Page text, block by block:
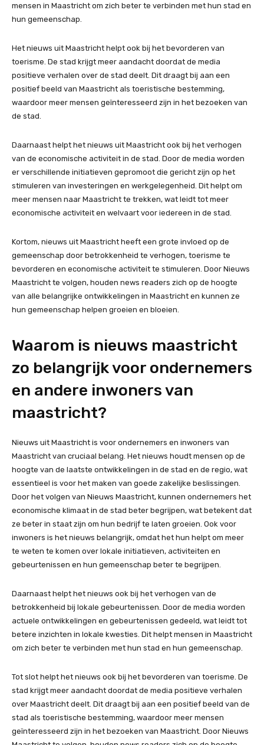
mensen in Maastricht om zich beter te verbinden met hun stad en
hun gemeenschap.
Het nieuws uit Maastricht helpt ook bij het bevorderen van
toerisme. De stad krijgt meer aandacht doordat de media
positieve verhalen over de stad deelt. Dit draagt bij aan een
positief beeld van Maastricht als toeristische bestemming,
waardoor meer mensen geïnteresseerd zijn in het bezoeken van
de stad.
Daarnaast helpt het nieuws uit Maastricht ook bij het verhogen
van de economische activiteit in de stad. Door de media worden
er verschillende initiatieven gepromoot die gericht zijn op het
stimuleren van investeringen en werkgelegenheid. Dit helpt om
meer mensen naar Maastricht te trekken, wat leidt tot meer
economische activiteit en welvaart voor iedereen in de stad.
Kortom, nieuws uit Maastricht heeft een grote invloed op de
gemeenschap door betrokkenheid te verhogen, toerisme te
bevorderen en economische activiteit te stimuleren. Door Nieuws
Maastricht te volgen, houden news readers zich op de hoogte
van alle belangrijke ontwikkelingen in Maastricht en kunnen ze
hun gemeenschap helpen groeien en bloeien.
Waarom is nieuws maastricht
zo belangrijk voor ondernemers
en andere inwoners van
maastricht?
Nieuws uit Maastricht is voor ondernemers en inwoners van
Maastricht van cruciaal belang. Het nieuws houdt mensen op de
hoogte van de laatste ontwikkelingen in de stad en de regio, wat
essentieel is voor het maken van goede zakelijke beslissingen.
Door het volgen van Nieuws Maastricht, kunnen ondernemers het
economische klimaat in de stad beter begrijpen, wat betekent dat
ze beter in staat zijn om hun bedrijf te laten groeien. Ook voor
inwoners is het nieuws belangrijk, omdat het hun helpt om meer
te weten te komen over lokale initiatieven, activiteiten en
gebeurtenissen en hun gemeenschap beter te begrijpen.
Daarnaast helpt het nieuws ook bij het verhogen van de
betrokkenheid bij lokale gebeurtenissen. Door de media worden
actuele ontwikkelingen en gebeurtenissen gedeeld, wat leidt tot
betere inzichten in lokale kwesties. Dit helpt mensen in Maastricht
om zich beter te verbinden met hun stad en hun gemeenschap.
Tot slot helpt het nieuws ook bij het bevorderen van toerisme. De
stad krijgt meer aandacht doordat de media positieve verhalen
over Maastricht deelt. Dit draagt bij aan een positief beeld van de
stad als toeristische bestemming, waardoor meer mensen
geïnteresseerd zijn in het bezoeken van Maastricht. Door Nieuws